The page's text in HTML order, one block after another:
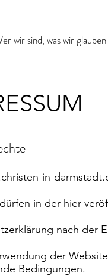
wir sind, was wir glauben
in-
in der hier
nach der
der
Bedingungen.